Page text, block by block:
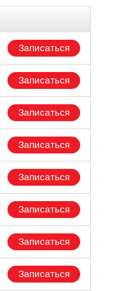
Записаться
Записаться
Записаться
Записаться
Записаться
Записаться
Записаться
Записаться